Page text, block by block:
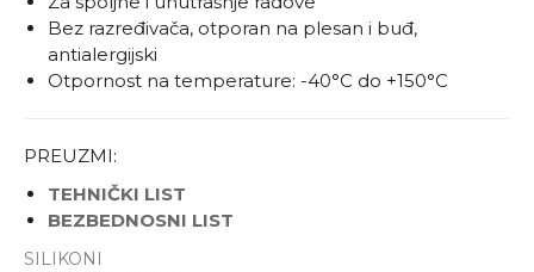
SILIKONI
Bez razređivača, otporan na plesan i buđ,
antialergijski
Otpornost na temperature: -40°C do +150°C
PREUZMI:
TEHNIČKI LIST
BEZBEDNOSNI LIST